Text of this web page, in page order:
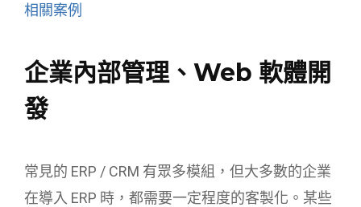
相關案例
企業內部管理、Web 軟體開
發
常見的 ERP / CRM 有眾多模組，但大多數的企業
在導入 ERP 時，都需要一定程度的客製化。某些